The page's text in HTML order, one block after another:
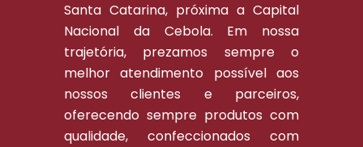
Santa Catarina, próxima a Capital
Nacional da Cebola. Em nossa
trajetória, prezamos sempre o
melhor atendimento possível aos
nossos clientes e parceiros,
oferecendo sempre produtos com
qualidade, confeccionados com